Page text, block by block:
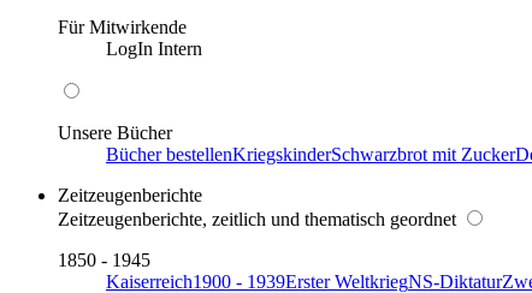
Für Mitwirkende
LogIn Intern
Unsere Bücher
Bücher bestellenKriegskinderSchwarzbrot mit Zucker
Zeitzeugenberichte
Zeitzeugenberichte, zeitlich und thematisch geordnet
1850 - 1945
Kaiserreich1900 - 1939Erster WeltkriegNS-Diktatur